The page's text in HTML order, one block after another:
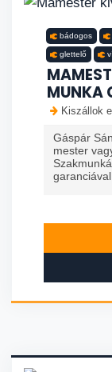
bádogos
glettelő
MUNKA
Kiszállok
Gáspár
mester